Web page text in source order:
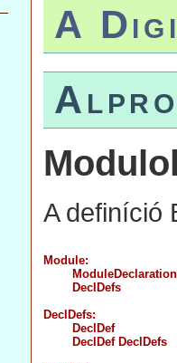
A
A definíció
Module:
DeclDefs: